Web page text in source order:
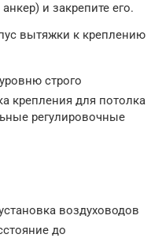
и закрепите его.
вытяжки к креплению
строго
крепления для потолка
регулировочные
воздуховодов
до